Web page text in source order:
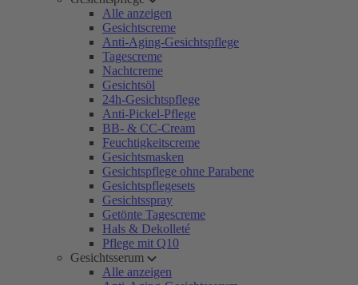
Alle anzeigen
Gesichtscreme
Anti-Aging-Gesichtspflege
Tagescreme
Nachtcreme
Gesichtsöl
24h-Gesichtspflege
Anti-Pickel-Pflege
BB- & CC-Cream
Feuchtigkeitscreme
Gesichtsmasken
Gesichtspflege ohne Parabene
Gesichtspflegesets
Gesichtsspray
Getönte Tagescreme
Hals & Dekolleté
Pflege mit Q10
Gesichtsserum
Alle anzeigen